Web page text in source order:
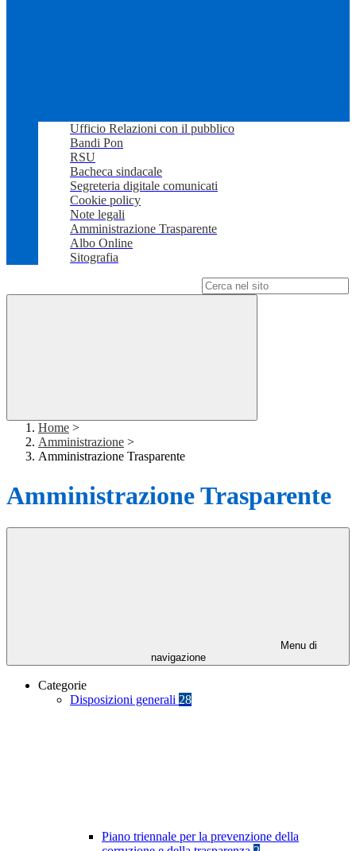
Ufficio Relazioni con il pubblico
Bandi Pon
RSU
Bacheca sindacale
Segreteria digitale comunicati
Cookie policy
Note legali
Amministrazione Trasparente
Albo Online
Sitografia
Home >
Amministrazione >
Amministrazione Trasparente
Amministrazione Trasparente
Menu di
navigazione
Categorie
Disposizioni generali 28
Piano triennale per la prevenzione della